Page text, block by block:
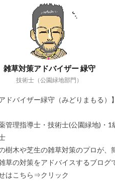
雑草対策アドバイザー 緑守
技術士（公園緑地部門）
ドバイザー緑守（みどりまもる）】
管理指導士・技術士(公園緑地)・1
樹木や芝生の雑草対策のプロが、
草の対策をアドバイスするブログ
はこちら⇒クリック